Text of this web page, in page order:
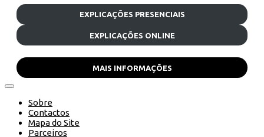
EXPLICAÇÕES PRESENCIAIS
EXPLICAÇÕES ONLINE
MAIS INFORMAÇÕES
Sobre
Contactos
Mapa do Site
Parceiros